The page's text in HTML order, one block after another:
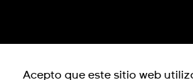
Acepto que este sitio web